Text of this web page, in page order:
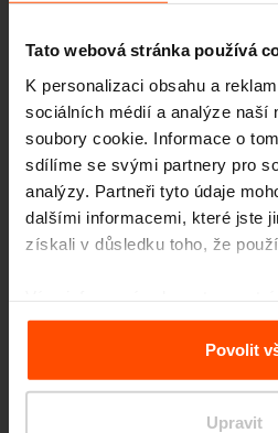
Tato webová stránka používá
K personalizaci obsahu a
sociálních médií a analýze naší
soubory cookie. Informace o
sdílíme se svými partnery pro
analýzy. Partneři tyto údaje
dalšími informacemi, které jste
získali v důsledku toho, že
osobních údajů.
Povolit
Upravit